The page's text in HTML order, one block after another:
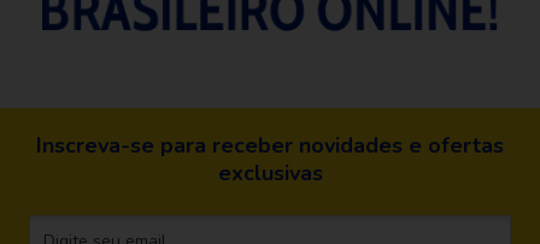
Inscreva-se para receber novidades e ofertas
exclusivas